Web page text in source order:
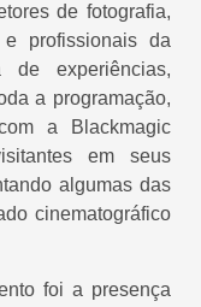
de fotografia,
e profissionais da
experiências,
a programação,
a Blackmagic
em seus
algumas das
cinematográfico
foi a presença